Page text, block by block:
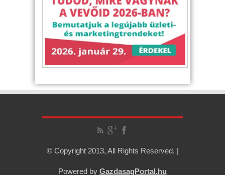
© Copyright 2013, All Rights Reserved. |
Powered by GazdasagPortal.hu